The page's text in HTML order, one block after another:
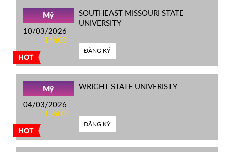
HOT
Mỹ
10/03/2026
14h00
SOUTHEAST MISSOURI STATE
UNIVERSITY
ĐĂNG KÝ
HOT
Mỹ
04/03/2026
15h00
WRIGHT STATE UNIVERISTY
ĐĂNG KÝ